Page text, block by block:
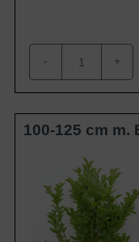
- +
100-125 cm m.